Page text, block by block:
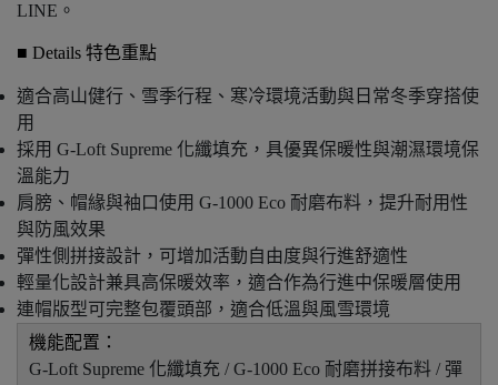
LINE。
■ Details 特色重點
適合高山健行、雪季行程、寒冷環境活動與日常冬季穿搭使
用
採用 G-Loft Supreme 化纖填充，具優異保暖性與潮濕環境保
溫能力
肩膀、帽緣與袖口使用 G-1000 Eco 耐磨布料，提升耐用性
與防風效果
彈性側拼接設計，可增加活動自由度與行進舒適性
輕量化設計兼具高保暖效率，適合作為行進中保暖層使用
連帽版型可完整包覆頭部，適合低溫與風雪環境
機能配置：
G-Loft Supreme 化纖填充 / G-1000 Eco 耐磨拼接布料 / 彈